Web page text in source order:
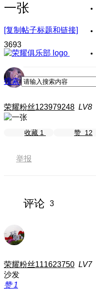
搜索
一张
[复制帖子标题和链接]
3693
荣耀粉丝123979248 LV8
收藏 1 赞 12
举报
评论 3
荣耀粉丝111623750 LV7
沙发
赞1